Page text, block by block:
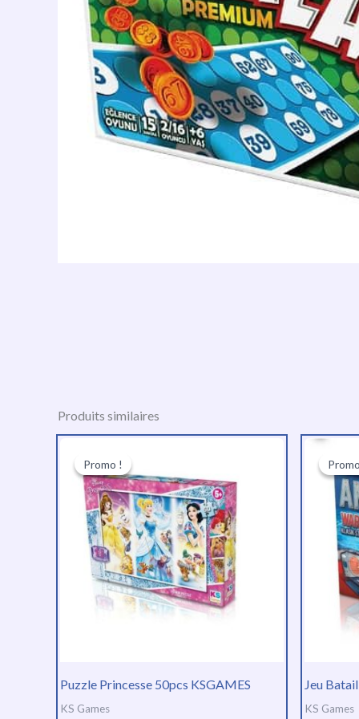
Produits similaires
Promo !
Puzzle Princesse 50pcs KSGAMES
Promo !
KS Games
initial
était :
TND
27.000.
est :
TND
20.000.
Jeu
KS Games